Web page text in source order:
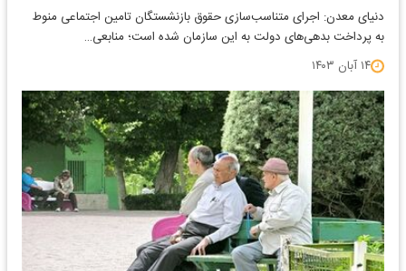
دنیای معدن: اجرای متناسب‌سازی حقوق بازنشستگان تامین اجتماعی منوط
به پرداخت بدهی‌های دولت به این سازمان شده است؛ منابعی…
۱۴ آبان ۱۴۰۳